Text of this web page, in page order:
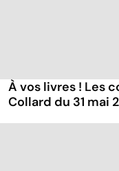
À vos livres ! Les
Collard du 31 mai